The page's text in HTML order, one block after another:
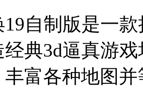
自制版是一
经典3d逼真游
富各种地图